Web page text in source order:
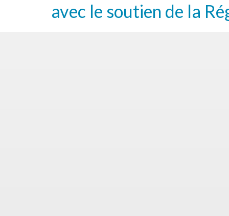
avec le soutien de la